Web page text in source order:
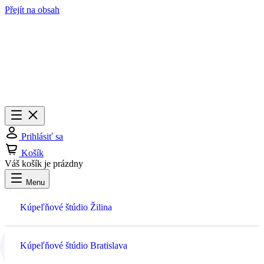
Přejít na obsah
Menu
Zavrieť
Prihlásiť sa
Košík
Váš košík je prázdny
Menu
Kúpeľňové štúdio Žilina
Kúpeľňové štúdio Bratislava
Košík